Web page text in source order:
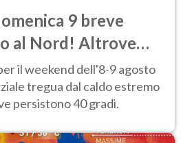
9 breve
al Nord! Altrove
il weekend dell'8-9 agosto
tregua dal caldo estremo
persistono 40 gradi.